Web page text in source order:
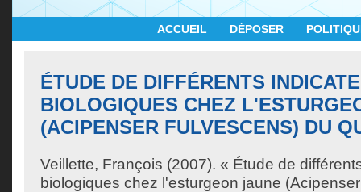
ACCUEIL DÉPOSER
ÉTUDE DE DIFFÉRENTS
BIOLOGIQUES CHEZ
(ACIPENSER FULVESCENS) DU
Veillette, François (2007). « Étude de
biologiques chez l'esturgeon jaune